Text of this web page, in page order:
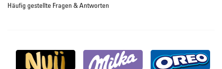
Häufig gestellte Fragen & Antworten